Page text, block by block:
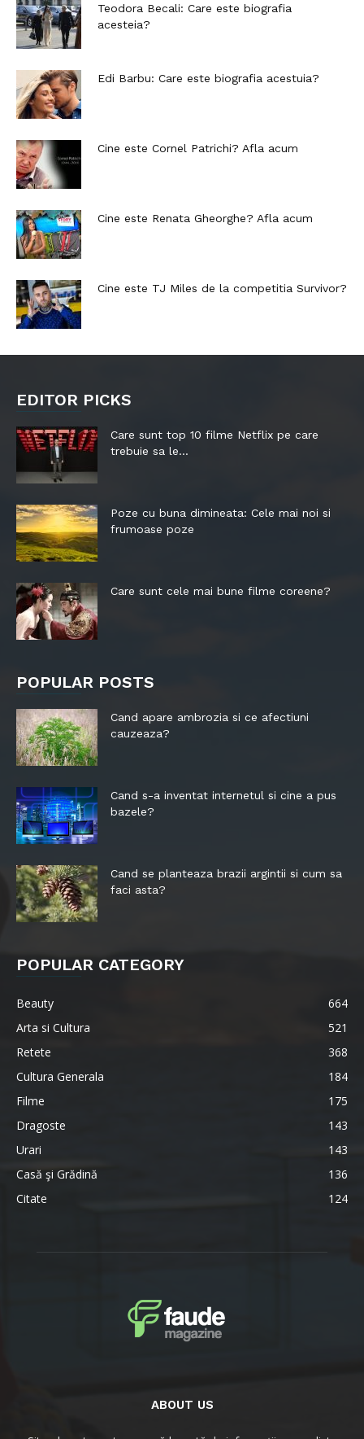
Teodora Becali: Care este biografia
acesteia?
Edi Barbu: Care este biografia acestuia?
Cine este Cornel Patrichi? Afla acum
Cine este Renata Gheorghe? Afla acum
Cine este TJ Miles de la competitia Survivor?
EDITOR PICKS
Care sunt top 10 filme Netflix pe care
trebuie sa le...
Poze cu buna dimineata: Cele mai noi si
frumoase poze
Care sunt cele mai bune filme coreene?
POPULAR POSTS
Cand apare ambrozia si ce afectiuni
cauzeaza?
Cand s-a inventat internetul si cine a pus
bazele?
Cand se planteaza brazii argintii si cum sa
faci asta?
POPULAR CATEGORY
Beauty
664
Arta si Cultura
521
Retete
368
Cultura Generala
184
Filme
175
Dragoste
143
Urari
143
Casă şi Grădină
136
Citate
124
ABOUT US